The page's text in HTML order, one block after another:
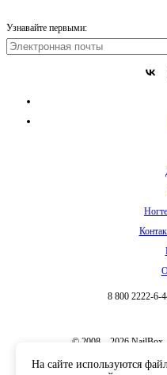
Узнавайте первыми:
8 800 2222-6-
© 2008 – 2026 NailBox
На сайте используются